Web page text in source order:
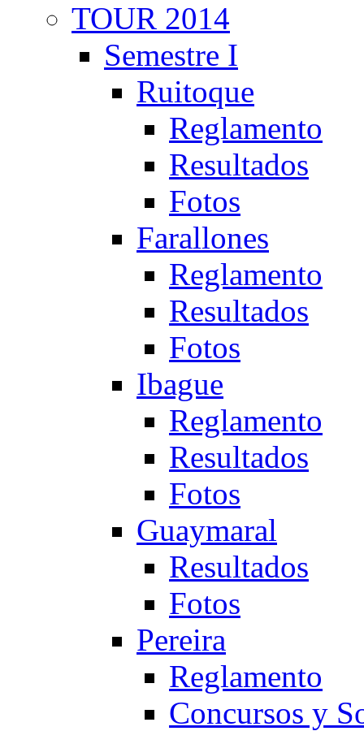
TOUR 2014
Semestre I
Ruitoque
Reglamento
Resultados
Fotos
Farallones
Reglamento
Resultados
Fotos
Ibague
Reglamento
Resultados
Fotos
Guaymaral
Resultados
Fotos
Pereira
Reglamento
Concursos y